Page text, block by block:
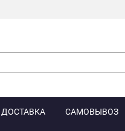
САМОВЫВОЗ